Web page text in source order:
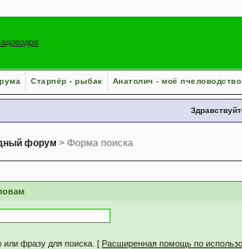
Старпёр - рыбак Анатолич - моё пчеловодство
форум > Форма поиска
фразу для поиска. [ Расширенная помощь по